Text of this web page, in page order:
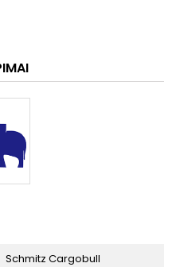
Schmitz Cargobull